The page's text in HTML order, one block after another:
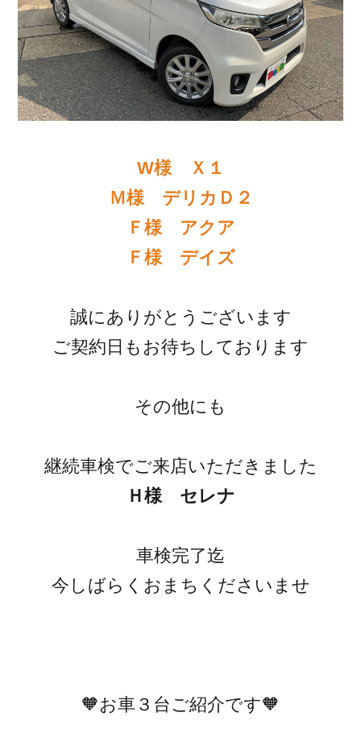
W様 Ｘ１
Ｍ様 デリカＤ２
Ｆ様 アクア
Ｆ様 デイズ
誠にありがとうございます
ご契約日もお待ちしております
その他にも
継続車検でご来店いただきました
Ｈ様 セレナ
車検完了迄
今しばらくおまちくださいませ
🧡お車３台ご紹介です🧡